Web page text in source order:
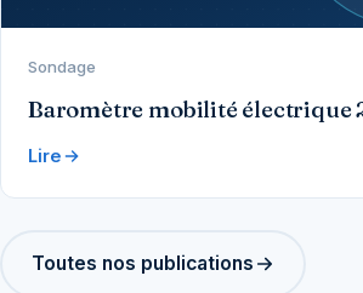
Sondage
Baromètre mobilité électrique
Lire
Toutes nos publications